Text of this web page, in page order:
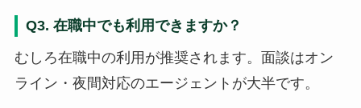
Q3. 在職中でも利用できますか？
むしろ在職中の利用が推奨されます。面談はオン
ライン・夜間対応のエージェントが大半です。